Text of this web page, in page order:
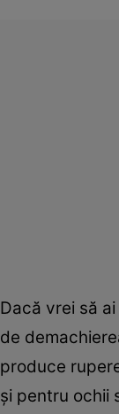
Dacă vrei să
de
produce
și pentru ochii